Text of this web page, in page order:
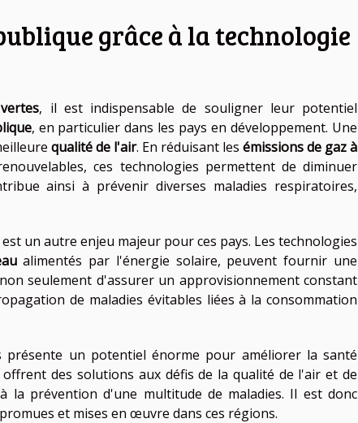
grâce à la technologie
, il est indispensable de souligner leur potentiel
, en particulier dans les pays en développement. Une
qualité de l'air. En réduisant les émissions de gaz à
ces technologies permettent de diminuer
ainsi à prévenir diverses maladies respiratoires,
est un autre enjeu majeur pour ces pays. Les technologies
alimentés par l'énergie solaire, peuvent fournir une
seulement d'assurer un approvisionnement constant
de maladies évitables liées à la consommation
présente un potentiel énorme pour améliorer la santé
des solutions aux défis de la qualité de l'air et de
la prévention d'une multitude de maladies. Il est donc
et mises en œuvre dans ces régions.